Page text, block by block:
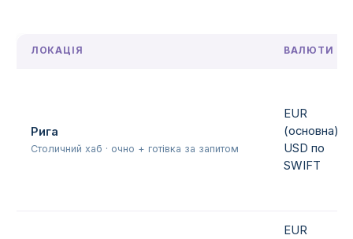
ЛОКАЦІЯ ВАЛЮТИ
Рига
Столичний хаб · очно + готівка за запитом
EUR
(основна),
USD по
SWIFT
EUR